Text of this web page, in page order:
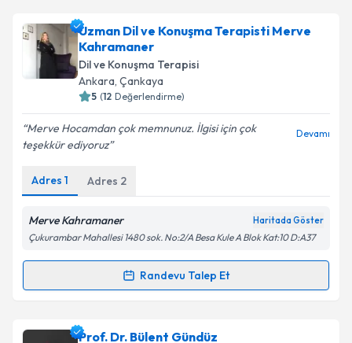
Dil ve Konuşma Terapisti Dilan Mertoğlu için
randevu takvimi talebi oluşturun. Size bu uzmandan
randevu almanız için bir takvim hazırlandığında e-
posta ile bilgilendireceğiz.
Kişisel verilerimin işlenmesine ilişkin
Metni'ni okudum ve kişisel verilerimin belirtilen
kapsamda işlenmesini kabul ediyorum.
Takvim Talebini Gönder
Uzman Dil ve Konuşma Terapisti Merve
Kahramaner
Dil ve Konuşma Terapisi
Ankara, Çankaya
5 (12 Değerlendirme)
Merve Hocamdan çok memnunuz. İlgisi için çok
teşekkür ediyoruz
Devamı
Adres 1 Adres 2
Merve Kahramaner Haritada Göster
Çukurambar Mahallesi 1480 sok. No:2/A Besa Kule A Blok Kat:10 D:A37
Randevu Talep Et
Randevu Takvimi Talebi
Uzman Dil ve Konuşma Terapisti Merve
Prof. Dr. Bülent Gündüz